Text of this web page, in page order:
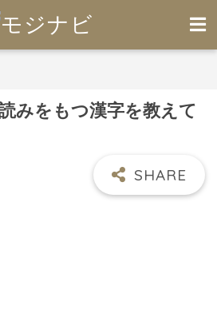
みをもつ漢字を教えて